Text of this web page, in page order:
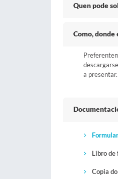
Quen pode
Como,
a presentar.
Libro
Copia